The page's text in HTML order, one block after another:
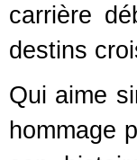
carrière
destins
Qui aime
hommage